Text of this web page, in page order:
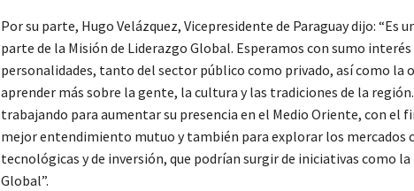
Por su parte, Hugo Velázquez, Vicepresidente de Paraguay dijo: “Es
parte de la Misión de Liderazgo Global. Esperamos con sumo
personalidades, tanto del sector público como privado, así como la
aprender más sobre la gente, la cultura y las tradiciones de la
trabajando para aumentar su presencia en el Medio Oriente, con el
mejor entendimiento mutuo y también para explorar los mercados
tecnológicas y de inversión, que podrían surgir de iniciativas como
Global”.